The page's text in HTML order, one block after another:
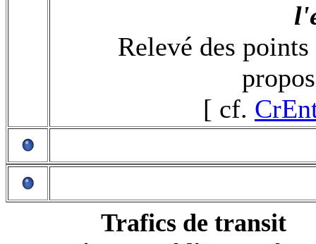
Relevé des points
[ cf.
Trafics de transit